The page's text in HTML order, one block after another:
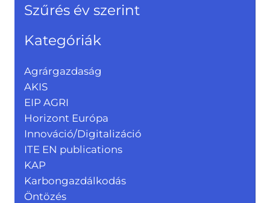
r
s
s
Szűrés év szerint
Kategóriák
Agrárgazdaság
AKIS
EIP AGRI
Horizont Európa
Innováció/Digitalizáció
ITE EN publications
KAP
Karbongazdálkodás
Öntözés